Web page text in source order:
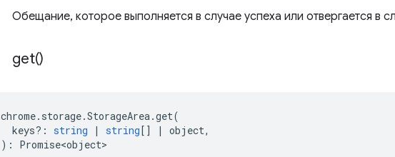
Обещание, которое выполняется в случае успеха или отвергается в
get()
chrome. storage.StorageArea.get(
keys? : string | string[] | object,
) : Promise<object>